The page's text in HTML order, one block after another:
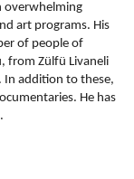
overwhelming
art programs. His
of people of
from Zülfü Livaneli
In addition to these,
He has